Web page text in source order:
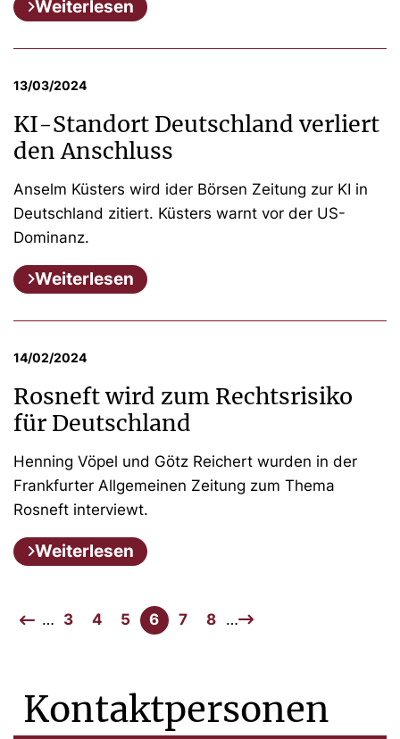
Weiterlesen
13/03/2024
KI-Standort Deutschland verliert
den Anschluss
Anselm Küsters wird ider Börsen Zeitung zur KI in
Deutschland zitiert. Küsters warnt vor der US-
Dominanz.
Weiterlesen
14/02/2024
Rosneft wird zum Rechtsrisiko
für Deutschland
Henning Vöpel und Götz Reichert wurden in der
Frankfurter Allgemeinen Zeitung zum Thema
Rosneft interviewt.
Weiterlesen
… 3 4 5 6 7 8 …
Kontaktpersonen